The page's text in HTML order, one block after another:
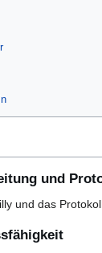
und
und das